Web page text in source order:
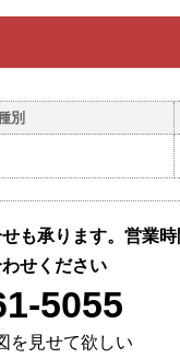
別
も承ります。営業
せください
5055
を見せて欲しい